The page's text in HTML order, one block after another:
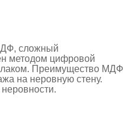
сложный
методом цифровой
Преимущество МДФ
на неровную стену.